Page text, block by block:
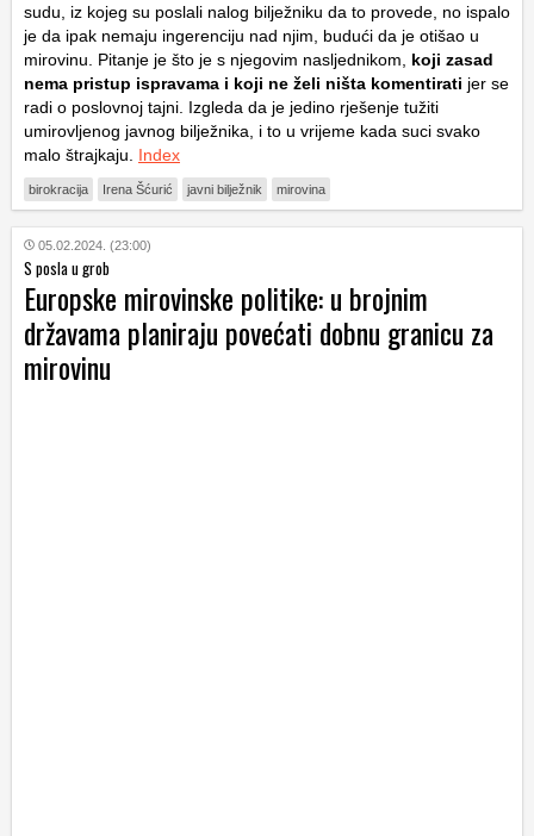
sudu, iz kojeg su poslali nalog bilježniku da to provede, no ispalo
je da ipak nemaju ingerenciju nad njim, budući da je otišao u
mirovinu. Pitanje je što je s njegovim nasljednikom, koji zasad
nema pristup ispravama i koji ne želi ništa komentirati jer se
radi o poslovnoj tajni. Izgleda da je jedino rješenje tužiti
umirovljenog javnog bilježnika, i to u vrijeme kada suci svako
malo štrajkaju. Index
birokracija Irena Šćurić javni bilježnik mirovina
05.02.2024. (23:00)
S posla u grob
Europske mirovinske politike: u brojnim
državama planiraju povećati dobnu granicu za
mirovinu